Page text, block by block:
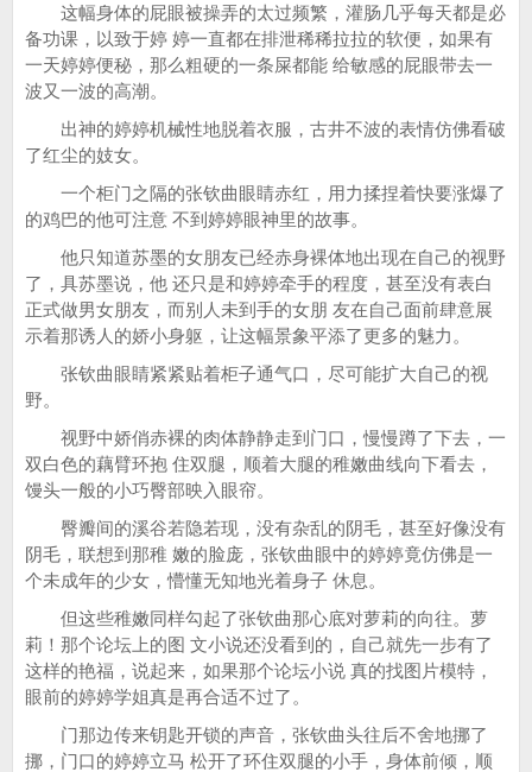
这幅身体的屁眼被操弄的太过频繁，灌肠几乎每天都是必
备功课，以致于婷 婷一直都在排泄稀稀拉拉的软便，如果有
一天婷婷便秘，那么粗硬的一条屎都能 给敏感的屁眼带去一
波又一波的高潮。
出神的婷婷机械性地脱着衣服，古井不波的表情仿佛看破
了红尘的妓女。
一个柜门之隔的张钦曲眼睛赤红，用力揉捏着快要涨爆了
的鸡巴的他可注意 不到婷婷眼神里的故事。
他只知道苏墨的女朋友已经赤身裸体地出现在自己的视野
了，具苏墨说，他 还只是和婷婷牵手的程度，甚至没有表白
正式做男女朋友，而别人未到手的女朋 友在自己面前肆意展
示着那诱人的娇小身躯，让这幅景象平添了更多的魅力。
张钦曲眼睛紧紧贴着柜子通气口，尽可能扩大自己的视
野。
视野中娇俏赤裸的肉体静静走到门口，慢慢蹲了下去，一
双白色的藕臂环抱 住双腿，顺着大腿的稚嫩曲线向下看去，
馒头一般的小巧臀部映入眼帘。
臀瓣间的溪谷若隐若现，没有杂乱的阴毛，甚至好像没有
阴毛，联想到那稚 嫩的脸庞，张钦曲眼中的婷婷竟仿佛是一
个未成年的少女，懵懂无知地光着身子 休息。
但这些稚嫩同样勾起了张钦曲那心底对萝莉的向往。萝
莉！那个论坛上的图 文小说还没看到的，自己就先一步有了
这样的艳福，说起来，如果那个论坛小说 真的找图片模特，
眼前的婷婷学姐真是再合适不过了。
门那边传来钥匙开锁的声音，张钦曲头往后不舍地挪了
挪，门口的婷婷立马 松开了环住双腿的小手，身体前倾，顺